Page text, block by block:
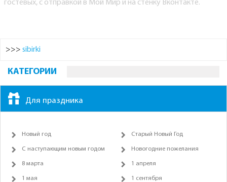
гостевых, с отправкой в Мой Мир и на стенку Вконтакте.
>>> sibirki
КАТЕГОРИИ
Для праздника
Новый год Старый Новый Год
С наступающим новым годом Новогодние пожелания
8 марта 1 апреля
1 мая 1 сентября